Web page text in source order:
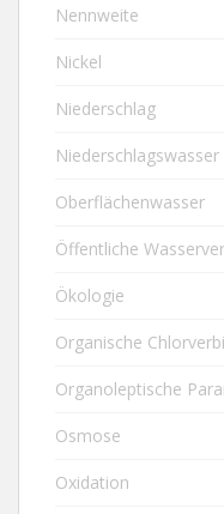
Nennweite
Nickel
Niederschlag
Niederschlagswasser
Oberflächenwasser
Öffentliche
Ökologie
Organische
Organoleptische
Osmose
Oxidation